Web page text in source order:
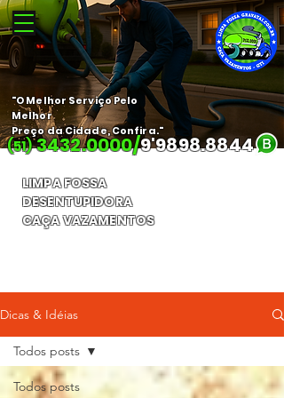
(51) 3432.0000/9'9898.8844
"O Melhor Serviço Pelo
Melhor
Preço da Cidade, Confira."
LIMPA FOSSA
DESENTUPIDORA
CAÇA VAZAMENTOS
Dicas & Idéias
Todos posts
Todos posts